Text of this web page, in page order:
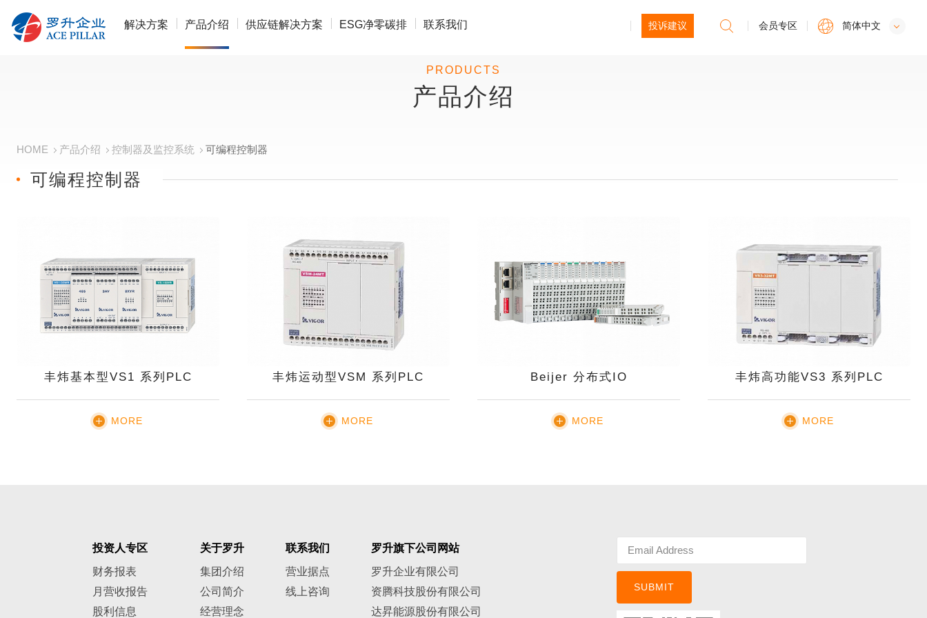
解决方案 产品介绍 供应链解决方案 ESG净零碳排 联系我们 投诉建议 会员专区 简体中文
PRODUCTS
产品介绍
HOME 产品介绍 控制器及监控系统 可编程控制器
可编程控制器
丰炜基本型VS1 系列PLC
MORE
丰炜运动型VSM 系列PLC
MORE
Beijer 分布式IO
MORE
丰炜高功能VS3 系列PLC
MORE
投资人专区
财务报表
月营收报告
股利信息
关于罗升
集团介绍
公司简介
经营理念
联系我们
营业据点
线上咨询
罗升旗下公司网站
罗升企业有限公司
资腾科技股份有限公司
达昇能源股份有限公司
SUBMIT